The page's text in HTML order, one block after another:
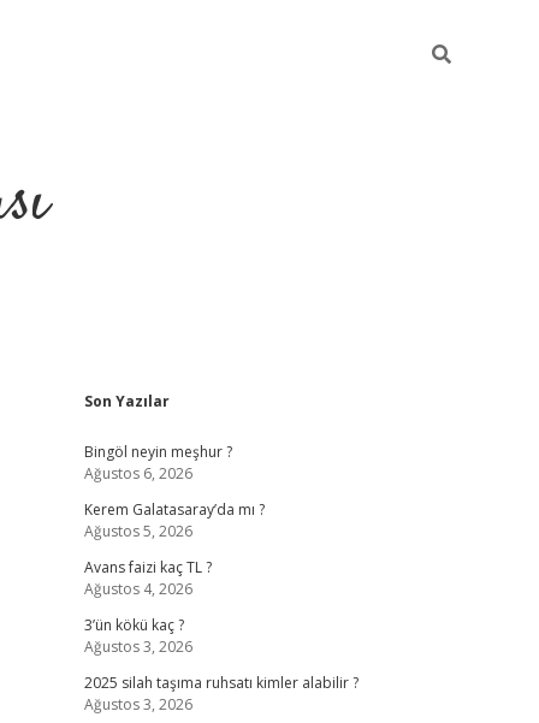
Sidebar
Son Yazılar
Bingöl neyin meşhur ?
Ağustos 6, 2026
Kerem Galatasaray’da mı ?
Ağustos 5, 2026
Avans faizi kaç TL ?
Ağustos 4, 2026
3’ün kökü kaç ?
Ağustos 3, 2026
2025 silah taşıma ruhsatı kimler alabilir ?
Ağustos 3, 2026